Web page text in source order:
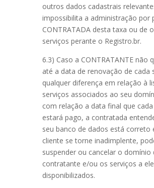
outros dados cadastrais
impossibilita a administração por
CONTRATADA desta taxa ou de
serviços perante o Registro.br.
6.3) Caso a CONTRATANTE não
até a data de renovação de cada
qualquer diferença em relação à
serviços associados ao seu
com relação a data final que
estará pago, a contratada
seu banco de dados está correto
cliente se torne inadimplente,
suspender ou cancelar o domínio
contratante e/ou os serviços a ele
disponibilizados.